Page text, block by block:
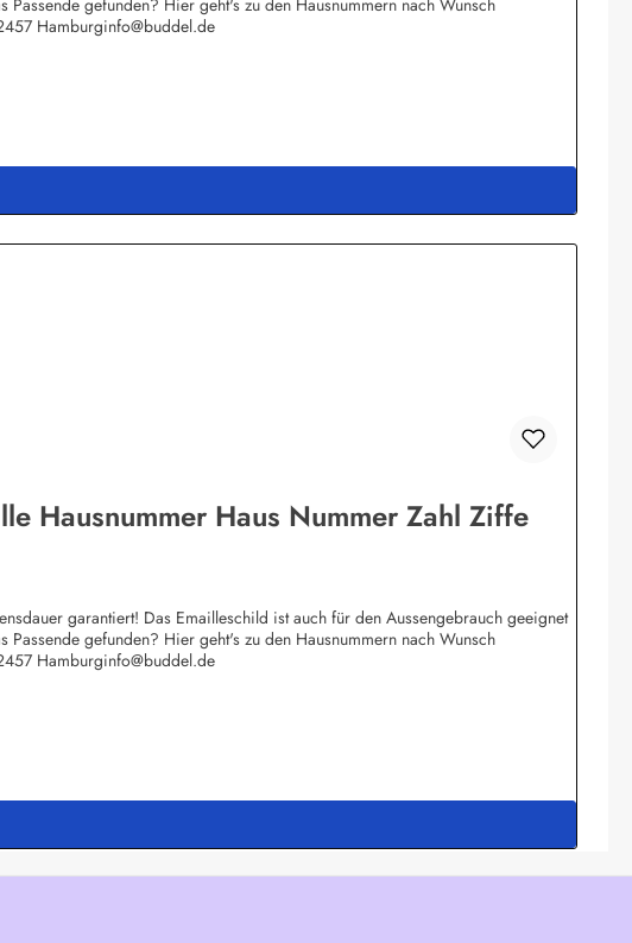
Hamburginfo@buddel.de
Hausnummer Haus Nummer Zahl Ziffe
garantiert! Das Emailleschild ist auch für den Aussengebrauch geeignet
gefunden? Hier geht's zu den Hausnummern nach Wunsch
Hamburginfo@buddel.de